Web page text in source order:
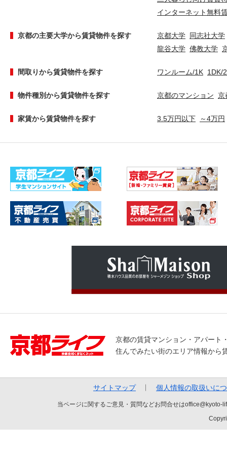
インターネット無料
京都の主要大学から賃貸物件を探す 京都大学 同志社大学
龍谷大学 佛教大学
間取りから賃貸物件を探す ワンルーム/1K 1DK/
物件種別から賃貸物件を探す 京都のマンション 京
家賃から賃貸物件を探す 3.5万円以下 ～4万円
京都の賃貸マンション・アパート
住んでみたい街のエリア情報から
サイトマップ 個人情報の取扱いに
当ページに関するご意見・質問などお問合せは